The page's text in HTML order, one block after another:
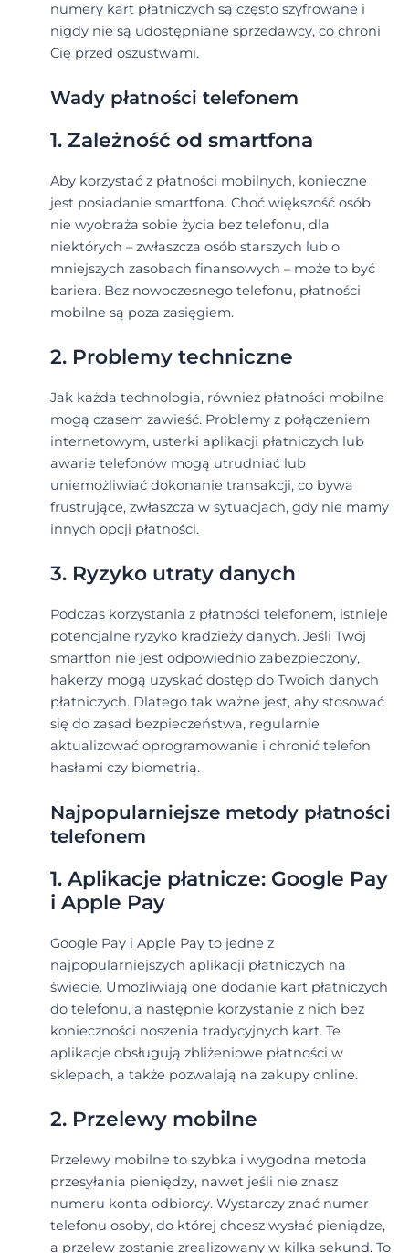
numery kart płatniczych są często szyfrowane i
nigdy nie są udostępniane sprzedawcy, co chroni
Cię przed oszustwami.
Wady płatności telefonem
1. Zależność od smartfona
Aby korzystać z płatności mobilnych, konieczne
jest posiadanie smartfona. Choć większość osób
nie wyobraża sobie życia bez telefonu, dla
niektórych – zwłaszcza osób starszych lub o
mniejszych zasobach finansowych – może to być
bariera. Bez nowoczesnego telefonu, płatności
mobilne są poza zasięgiem.
2. Problemy techniczne
Jak każda technologia, również płatności mobilne
mogą czasem zawieść. Problemy z połączeniem
internetowym, usterki aplikacji płatniczych lub
awarie telefonów mogą utrudniać lub
uniemożliwiać dokonanie transakcji, co bywa
frustrujące, zwłaszcza w sytuacjach, gdy nie mamy
innych opcji płatności.
3. Ryzyko utraty danych
Podczas korzystania z płatności telefonem, istnieje
potencjalne ryzyko kradzieży danych. Jeśli Twój
smartfon nie jest odpowiednio zabezpieczony,
hakerzy mogą uzyskać dostęp do Twoich danych
płatniczych. Dlatego tak ważne jest, aby stosować
się do zasad bezpieczeństwa, regularnie
aktualizować oprogramowanie i chronić telefon
hasłami czy biometrią.
Najpopularniejsze metody płatności
telefonem
1. Aplikacje płatnicze: Google Pay
i Apple Pay
Google Pay i Apple Pay to jedne z
najpopularniejszych aplikacji płatniczych na
świecie. Umożliwiają one dodanie kart płatniczych
do telefonu, a następnie korzystanie z nich bez
konieczności noszenia tradycyjnych kart. Te
aplikacje obsługują zbliżeniowe płatności w
sklepach, a także pozwalają na zakupy online.
2. Przelewy mobilne
Przelewy mobilne to szybka i wygodna metoda
przesyłania pieniędzy, nawet jeśli nie znasz
numeru konta odbiorcy. Wystarczy znać numer
telefonu osoby, do której chcesz wysłać pieniądze,
a przelew zostanie zrealizowany w kilka sekund. To